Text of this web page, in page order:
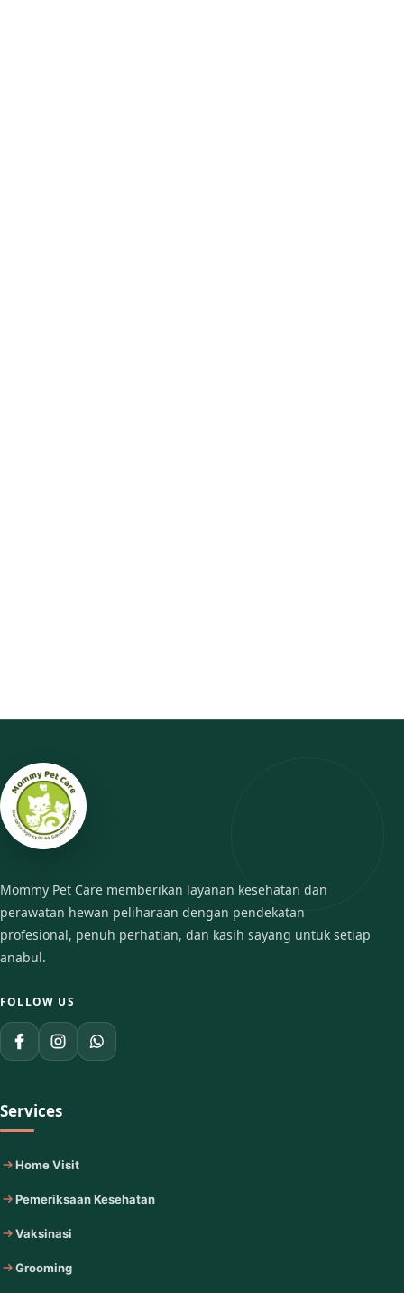
Mommy Pet Care memberikan layanan kesehatan dan
perawatan hewan peliharaan dengan pendekatan
profesional, penuh perhatian, dan kasih sayang untuk setiap
anabul.
FOLLOW US
Services
Home Visit
Pemeriksaan Kesehatan
Vaksinasi
Grooming